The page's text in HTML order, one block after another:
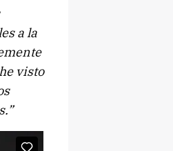
a la
visto